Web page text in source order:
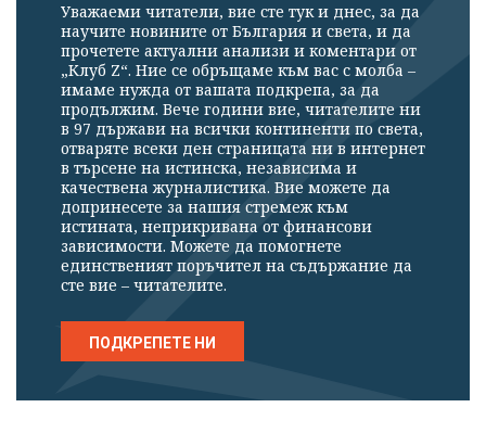
Уважаеми читатели, вие сте тук и днес, за да
научите новините от България и света, и да
прочетете актуални анализи и коментари от
„Клуб Z“. Ние се обръщаме към вас с молба –
имаме нужда от вашата подкрепа, за да
продължим. Вече години вие, читателите ни
в 97 държави на всички континенти по света,
отваряте всеки ден страницата ни в интернет
в търсене на истинска, независима и
качествена журналистика. Вие можете да
допринесете за нашия стремеж към
истината, неприкривана от финансови
зависимости. Можете да помогнете
единственият поръчител на съдържание да
сте вие – читателите.
ПОДКРЕПЕТЕ НИ